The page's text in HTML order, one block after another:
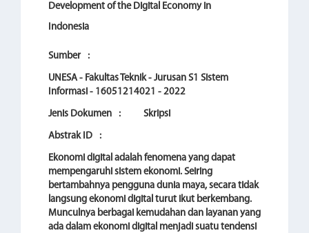
Development of the Digital Economy in
Indonesia
Sumber :
UNESA - Fakultas Teknik - Jurusan S1 Sistem
Informasi - 16051214021 - 2022
Jenis Dokumen : Skripsi
Abstrak ID :
Ekonomi digital adalah fenomena yang dapat
mempengaruhi sistem ekonomi. Seiring
bertambahnya pengguna dunia maya, secara tidak
langsung ekonomi digital turut ikut berkembang.
Munculnya berbagai kemudahan dan layanan yang
ada dalam ekonomi digital menjadi suatu tendensi